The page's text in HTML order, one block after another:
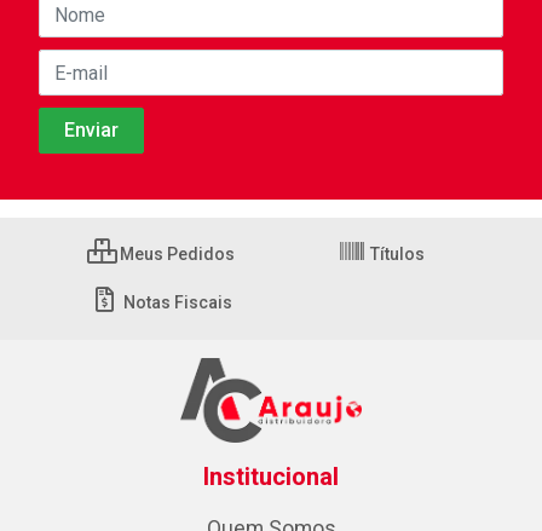
Meus Pedidos Títulos
Notas Fiscais
Institucional